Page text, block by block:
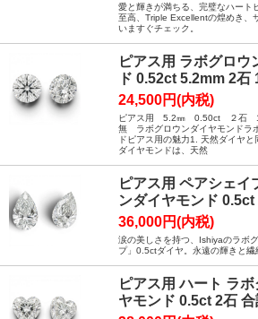
愛と輝きが満ちる、完璧なハート
至高、Triple Excellentの煌めき、
いますぐチェック。
ピアス用 ラボグロウ
ド 0.52ct 5.2mm 2石
24,500円(内税)
ピアス用 5.2㎜ 0.50ct ２石
無 ラボグロウンダイヤモンドラ
ドピアス用の魅力1. 天然ダイヤと
ダイヤモンドは、天然
ピアス用 ペアシェイ
ンダイヤモンド 0.5ct
36,000円(内税)
涙の美しさを持つ、Ishiyaのラボ
プ」0.5ctダイヤ。永遠の輝きと繊
ピアス用 ハート ラ
ヤモンド 0.5ct 2石